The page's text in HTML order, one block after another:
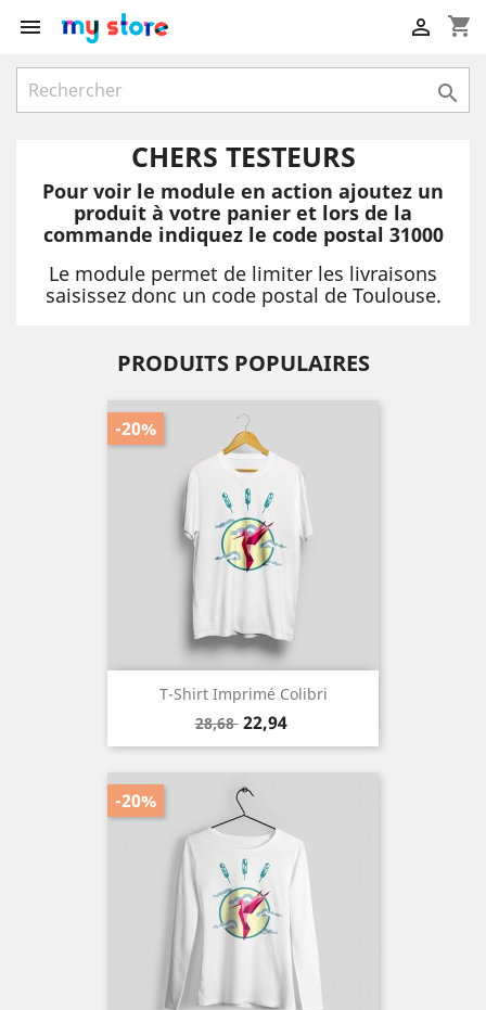
 shopping_cart


CHERS TESTEURS
Pour voir le module en action ajoutez un
produit à votre panier et lors de la
commande indiquez le code postal 31000
Le module permet de limiter les livraisons
saisissez donc un code postal de Toulouse.
PRODUITS POPULAIRES
T-Shirt Imprimé Colibri
Prix
de
28,68 Prix
22,94
-20%
-20%